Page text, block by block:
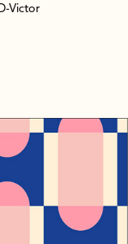
Victor